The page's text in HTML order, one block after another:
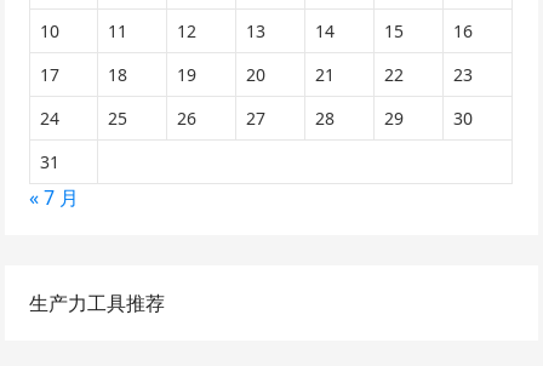
10
11 12 13 14 15
16
17
18 19 20 21 22
23
24
25 26 27 28 29
30
31
« 7 月
生产力工具推荐